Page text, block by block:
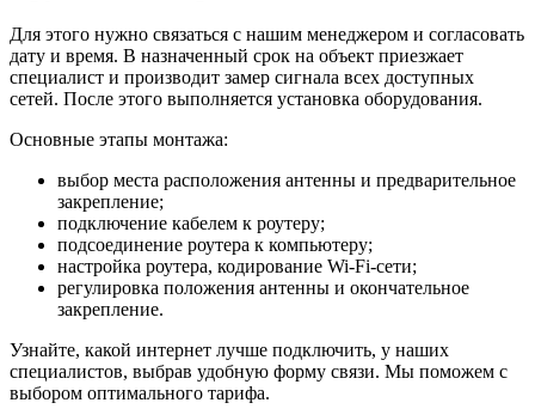
Для этого нужно связаться с нашим менеджером и согласовать
дату и время. В назначенный срок на объект приезжает
специалист и производит замер сигнала всех доступных
сетей. После этого выполняется установка оборудования.
Основные этапы монтажа:
выбор места расположения антенны и предварительное
закрепление;
подключение кабелем к роутеру;
подсоединение роутера к компьютеру;
настройка роутера, кодирование Wi-Fi-сети;
регулировка положения антенны и окончательное
закрепление.
Узнайте, какой интернет лучше подключить, у наших
специалистов, выбрав удобную форму связи. Мы поможем с
выбором оптимального тарифа.